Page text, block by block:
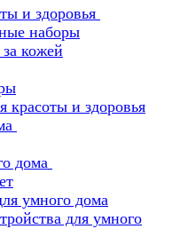
и здоровья
наборы
кожей
красоты и здоровья
дома
умного дома
для умного